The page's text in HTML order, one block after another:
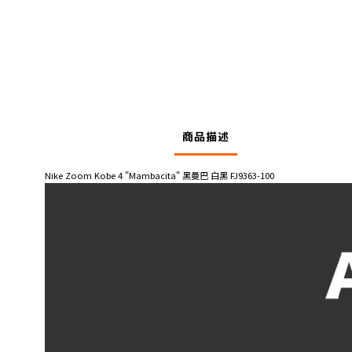
商品描述
Nike Zoom Kobe 4 "Mambacita" 黑曼巴 白黑 FJ9363-100